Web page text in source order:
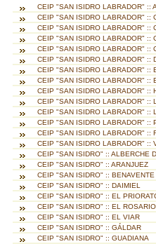
CEIP "SAN ISIDRO LABRADOR" ::
CEIP "SAN ISIDRO LABRADOR" ::
CEIP "SAN ISIDRO LABRADOR" ::
CEIP "SAN ISIDRO LABRADOR" ::
CEIP "SAN ISIDRO LABRADOR" ::
CEIP "SAN ISIDRO LABRADOR" ::
CEIP "SAN ISIDRO LABRADOR" ::
CEIP "SAN ISIDRO LABRADOR" ::
CEIP "SAN ISIDRO LABRADOR" ::
CEIP "SAN ISIDRO LABRADOR" ::
CEIP "SAN ISIDRO LABRADOR" ::
CEIP "SAN ISIDRO LABRADOR" ::
CEIP "SAN ISIDRO LABRADOR" ::
CEIP "SAN ISIDRO LABRADOR" ::
CEIP "SAN ISIDRO" :: ALBERCHE
CEIP "SAN ISIDRO" :: ARANJUEZ
CEIP "SAN ISIDRO" :: BENAVENTE
CEIP "SAN ISIDRO" :: DAIMIEL
CEIP "SAN ISIDRO" :: EL
CEIP "SAN ISIDRO" :: EL ROSARIO
CEIP "SAN ISIDRO" :: EL VIAR
CEIP "SAN ISIDRO" :: GÁLDAR
CEIP "SAN ISIDRO" :: GUADIANA